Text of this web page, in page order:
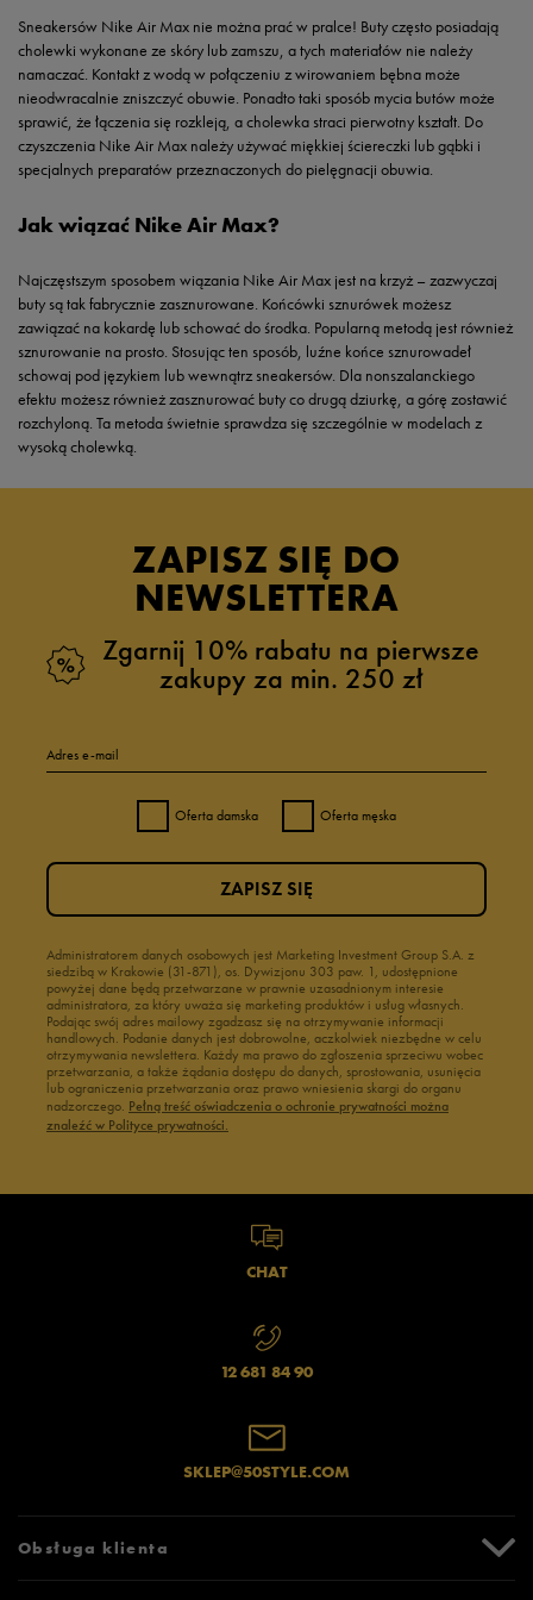
Sneakersów Nike Air Max nie można prać w pralce! Buty często posiadają
cholewki wykonane ze skóry lub zamszu, a tych materiałów nie należy
namaczać. Kontakt z wodą w połączeniu z wirowaniem bębna może
nieodwracalnie zniszczyć obuwie. Ponadto taki sposób mycia butów może
sprawić, że łączenia się rozkleją, a cholewka straci pierwotny kształt. Do
czyszczenia Nike Air Max należy używać miękkiej ściereczki lub gąbki i
specjalnych preparatów przeznaczonych do pielęgnacji obuwia.
Jak wiązać Nike Air Max?
Najczęstszym sposobem wiązania Nike Air Max jest na krzyż – zazwyczaj
buty są tak fabrycznie zasznurowane. Końcówki sznurówek możesz
zawiązać na kokardę lub schować do środka. Popularną metodą jest również
sznurowanie na prosto. Stosując ten sposób, luźne końce sznurowadeł
schowaj pod językiem lub wewnątrz sneakersów. Dla nonszalanckiego
efektu możesz również zasznurować buty co drugą dziurkę, a górę zostawić
rozchyloną. Ta metoda świetnie sprawdza się szczególnie w modelach z
wysoką cholewką.
ZAPISZ SIĘ DO
NEWSLETTERA
Zgarnij 10% rabatu na pierwsze
zakupy za min. 250 zł
Adres e-mail
Oferta damska Oferta męska
Administratorem danych osobowych jest Marketing Investment Group S.A. z
siedzibą w Krakowie (31-871), os. Dywizjonu 303 paw. 1, udostępnione
powyżej dane będą przetwarzane w prawnie uzasadnionym interesie
administratora, za który uważa się marketing produktów i usług własnych.
Podając swój adres mailowy zgadzasz się na otrzymywanie informacji
handlowych. Podanie danych jest dobrowolne, aczkolwiek niezbędne w celu
otrzymywania newslettera. Każdy ma prawo do zgłoszenia sprzeciwu wobec
przetwarzania, a także żądania dostępu do danych, sprostowania, usunięcia
lub ograniczenia przetwarzania oraz prawo wniesienia skargi do organu
nadzorczego. Pełną treść oświadczenia o ochronie prywatności można
znaleźć w Polityce prywatności.
ZAPISZ SIĘ
CHAT
12 681 84 90
SKLEP@50STYLE.COM
Obsługa klienta